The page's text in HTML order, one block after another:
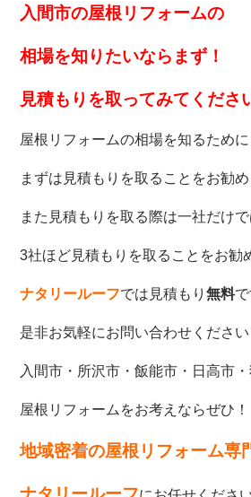
入間市の屋根リフォームの
相場を知りたいなら まず！
見積もりを取ってみてくださ
屋根リフォームの相場を知るために
まずは見積もりを取ることをお勧め
また見積もりを取る際は一社だけで
3社ほど見積もりを取ることをお勧
ナタリールーフでは見積もり無料で
是非お気軽にお問い合わせください
入間市・所沢市・飯能市・日高市
屋根リフォームをお考えならぜひ！
地域密着の屋根リフォーム専